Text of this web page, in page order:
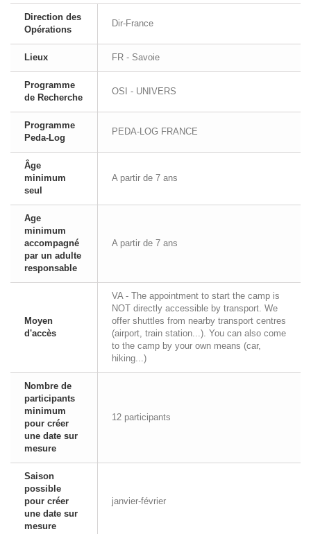
Direction des
Opérations
Dir-France
Lieux FR - Savoie
Programme
de Recherche
OSI - UNIVERS
Programme
Peda-Log
PEDA-LOG FRANCE
Âge
minimum
seul
A partir de 7 ans
Age
minimum
accompagné
par un adulte
responsable
A partir de 7 ans
Moyen
d'accès
VA - The appointment to start the camp is
NOT directly accessible by transport. We
offer shuttles from nearby transport centres
(airport, train station...). You can also come
to the camp by your own means (car,
hiking...)
Nombre de
participants
minimum
pour créer
une date sur
mesure
12 participants
Saison
possible
pour créer
une date sur
mesure
janvier-février